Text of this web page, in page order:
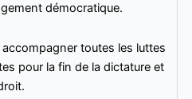
démocratique.
toutes les luttes
pour la fin de la dictature et